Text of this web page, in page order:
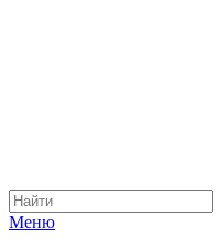
Меню